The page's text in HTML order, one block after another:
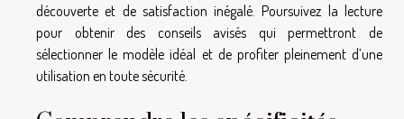
découverte et de satisfaction inégalé. Poursuivez la lecture
pour obtenir des conseils avisés qui permettront de
sélectionner le modèle idéal et de profiter pleinement d’une
utilisation en toute sécurité.